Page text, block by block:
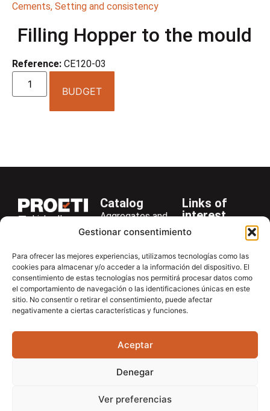
Gestionar consentimiento
Para ofrecer las mejores experiencias, utilizamos tecnologías como las
cookies para almacenar y/o acceder a la información del dispositivo. El
consentimiento de estas tecnologías nos permitirá procesar datos como
el comportamiento de navegación o las identificaciones únicas en este
sitio. No consentir o retirar el consentimiento, puede afectar
negativamente a ciertas características y funciones.
Aceptar
Denegar
Ver preferencias
Cements, Setting and consistency
Filling Hopper to the mould
Reference: CE120-03
BUDGET
LinkedIn
+34 916 28
29 40
proetisa@proetisa.com
Ctra de
Algete, Av
M-106, Km
Algete,
Catalog
Aggregates and
Rocks
Asphalt
Cements
Concrete
Soils
Soilmatic
Steels
Equipment
Links of
interest
Company
News
Newsletter
Download
Contac